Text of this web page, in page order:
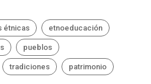
étnicas etnoeducación
pueblos
tradiciones patrimonio